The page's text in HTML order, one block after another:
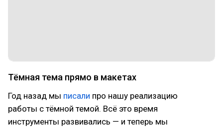
Тёмная тема прямо в макетах
Год назад мы писали про нашу реализацию
работы с тёмной темой. Всё это время
инструменты развивались — и теперь мы